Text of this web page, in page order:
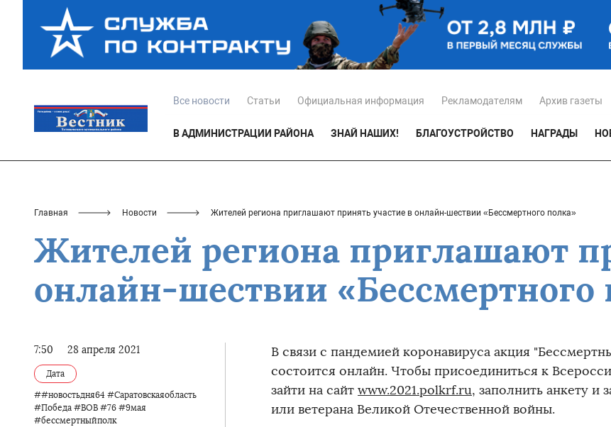
Все новости Статьи Официальная информация Рекламодателям Архив газеты
В АДМИНИСТРАЦИИ РАЙОНА ЗНАЙ НАШИХ! БЛАГОУСТРОЙСТВО НАГРАДЫ
Главная Новости Жителей региона приглашают принять участие в онлайн-шествии «Бессмертного полка»
Жителей региона приглашают
онлайн-шествии «Бессмертного
7:50 28 апреля 2021
Дата
##новостьдня64 #Саратовскаяобласть
#Победа #ВОВ #76 #9мая
#бессмертныйполк
В связи с пандемией коронавируса акция
состоится онлайн. Чтобы присоединиться к
зайти на сайт www.2021.polkrf.ru, заполнить анкету и
или ветерана Великой Отечественной войны.